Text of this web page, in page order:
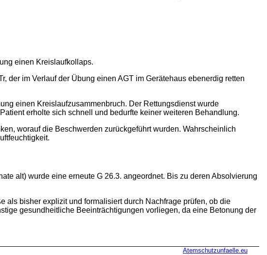
einen Kreislaufkollaps.
der im Verlauf der Übung einen AGT im Gerätehaus ebenerdig retten
einen Kreislaufzusammenbruch. Der Rettungsdienst wurde
erholte sich schnell und bedurfte keiner weiteren Behandlung.
worauf die Beschwerden zurückgeführt wurden. Wahrscheinlich
alt) wurde eine erneute G 26.3. angeordnet. Bis zu deren Absolvierung
als bisher explizit und formalisiert durch Nachfrage prüfen, ob die
gesundheitliche Beeinträchtigungen vorliegen, da eine Betonung der
Atemschutzunfaelle.eu